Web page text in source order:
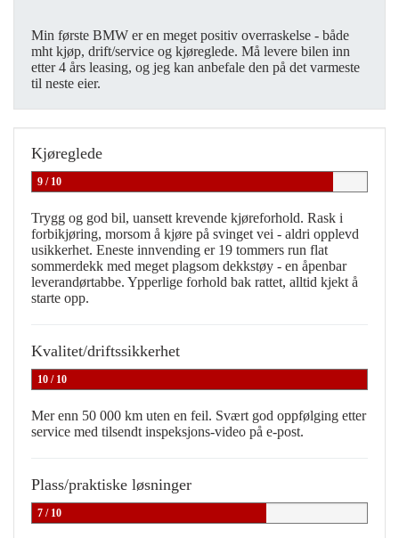
Min første BMW er en meget positiv overraskelse - både
mht kjøp, drift/service og kjøreglede. Må levere bilen inn
etter 4 års leasing, og jeg kan anbefale den på det varmeste
til neste eier.
Kjøreglede
9 / 10
Trygg og god bil, uansett krevende kjøreforhold. Rask i
forbikjøring, morsom å kjøre på svinget vei - aldri opplevd
usikkerhet. Eneste innvending er 19 tommers run flat
sommerdekk med meget plagsom dekkstøy - en åpenbar
leverandørtabbe. Ypperlige forhold bak rattet, alltid kjekt å
starte opp.
Kvalitet/driftssikkerhet
10 / 10
Mer enn 50 000 km uten en feil. Svært god oppfølging etter
service med tilsendt inspeksjons-video på e-post.
Plass/praktiske løsninger
7 / 10